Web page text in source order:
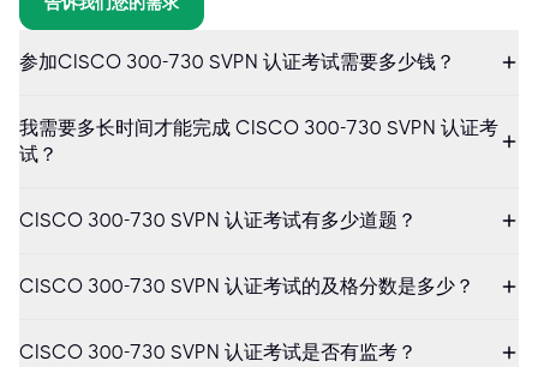
参加CISCO 300-730 SVPN 认证考试需要多少钱？
我需要多长时间才能完成 CISCO 300-730 SVPN 认证考
试？
CISCO 300-730 SVPN 认证考试有多少道题？
CISCO 300-730 SVPN 认证考试的及格分数是多少？
CISCO 300-730 SVPN 认证考试是否有监考？